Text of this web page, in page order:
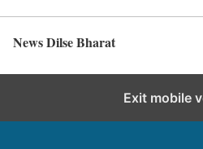
News Dilse Bharat
Exit mobile